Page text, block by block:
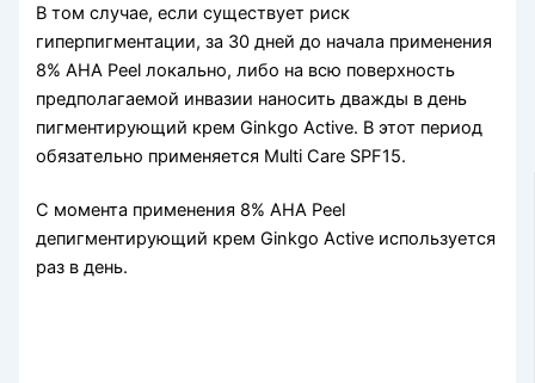
В том случае, если существует риск
гиперпигментации, за 30 дней дo начала применения
8% АНA Peel локально, либо на всю поверхность
предполагаемой инвазии наносить дважды в день
пигментирующий крем Ginkgo Active. В этот период
обязательно применяется Multi Care SPF15.
С момента применения 8% AHA Peel
депигментирующий крем Ginkgo Active используется
раз в день.